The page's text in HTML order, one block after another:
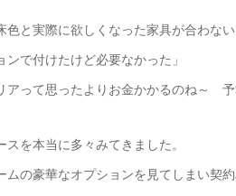
色と実際に欲しくなった家具が合わない
ンで付けたけど必要なかった」
アって思ったよりお金かかるのね～ 予
スを本当に多々みてきました。
ムの豪華なオプションを見てしまい契